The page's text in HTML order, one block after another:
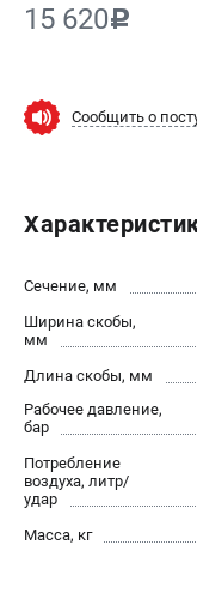
Контакты
О компании
О бренде
Политика
Новости
Программа бонусов
15 620c
Сообщить о
Сечение, мм
Ширина скобы,
мм
Длина скобы, мм
Рабочее давление,
бар
Потребление
воздуха, литр/
удар
Масса, кг